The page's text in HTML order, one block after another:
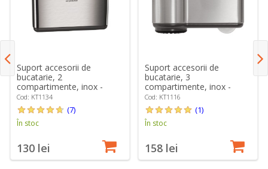
Suport accesorii de
bucatarie, 2
compartimente, inox -
simplehuman
Cod: KT1134
(7)
În stoc
130 lei
Suport accesorii de
bucatarie, 3
compartimente, inox -
simplehuman
Cod: KT1116
(1)
În stoc
158 lei